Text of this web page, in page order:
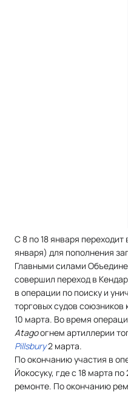
С 8 по 18 января переходит
января) для пополнения
Главными силами
совершил переход в
в операции по поиску и
торговых судов союзников
10 марта. Во время
Atagoогнем артиллерии
Pillsbury2 марта.
По окончанию участия в
Йокосуку, где с 18 марта
ремонте. По окончанию